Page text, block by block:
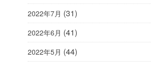
2022年7月 (31)
2022年6月 (41)
2022年5月 (44)